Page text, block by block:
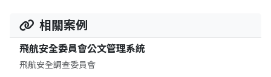
相關案例
飛航安全委員會公文管理系統
飛航安全調查委員會